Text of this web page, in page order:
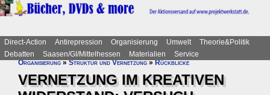
Direct-Action Antirepression Organisierung Umwelt
Theorie&Politik
Debatten
Saasen/GI/Mittelhessen Materialien
Service
Organisierung»Struktur und Vernetzung»Rückblicke
VERNETZUNG IM KREATIVEN